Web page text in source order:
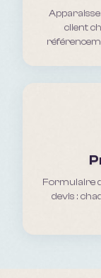
client
Formulaire
devis :